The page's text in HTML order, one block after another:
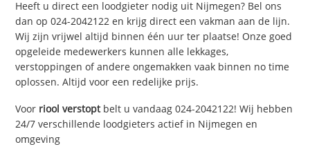
Heeft u direct een loodgieter nodig uit Nijmegen? Bel ons
dan op 024-2042122 en krijg direct een vakman aan de lijn.
Wij zijn vrijwel altijd binnen één uur ter plaatse! Onze goed
opgeleide medewerkers kunnen alle lekkages,
verstoppingen of andere ongemakken vaak binnen no time
oplossen. Altijd voor een redelijke prijs.
Voor riool verstoptbelt u vandaag 024-2042122! Wij hebben
24/7 verschillende loodgieters actief in Nijmegen en
omgeving